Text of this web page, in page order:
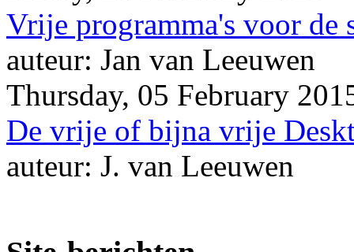
Vrije programma's voor de
auteur: Jan van Leeuwen
Thursday, 05 February
De vrije of bijna vrije
auteur: J. van Leeuwen